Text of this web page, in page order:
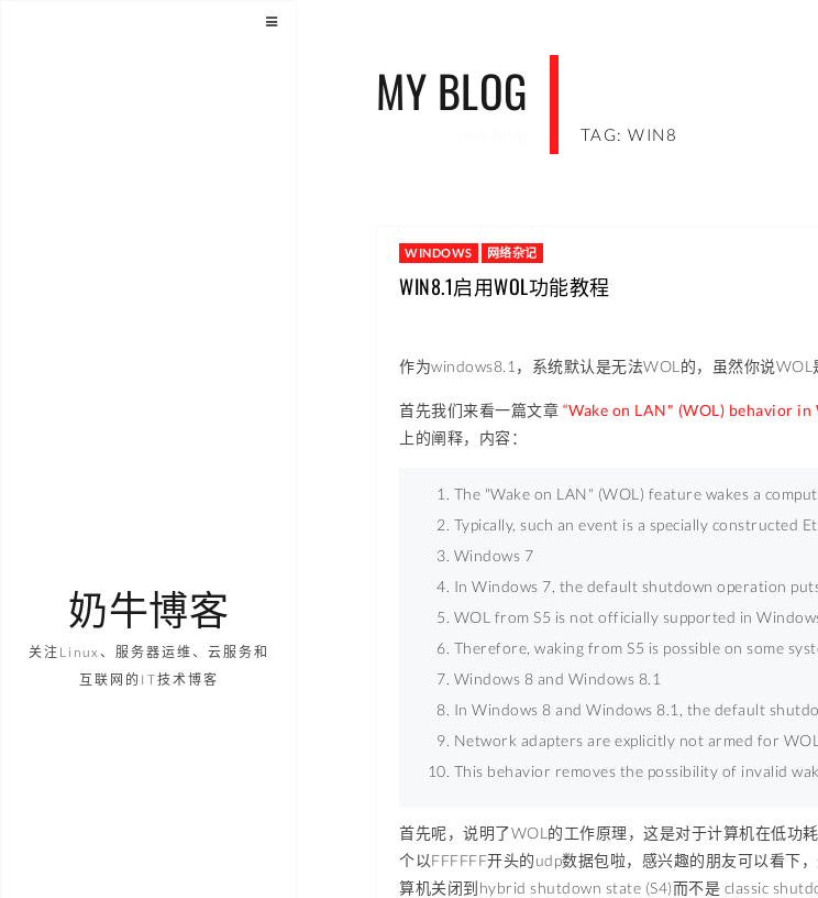
奶牛博客
关注Linux、服务器运维、云服务和
互联网的IT技术博客
MY BLOG
TAG: WIN8
WINDOWS 网络杂记
WIN8.1启用WOL功能教程
作为windows8.1，系统默认是无法WOL的，虽然你说
首先我们来看一篇文章 “Wake on LAN" (WOL) behavior
上的阐释，内容：
The "Wake on LAN" (WOL) feature wakes a
Typically, such an event is a specially constructed
Windows 7
In Windows 7, the default shutdown operation
WOL from S5 is not officially supported in
Therefore, waking from S5 is possible on some
Windows 8 and Windows 8.1
In Windows 8 and Windows 8.1, the default
Network adapters are explicitly not armed for
This behavior removes the possibility of invalid
首先呢，说明了WOL的工作原理，这是对于计算机在低功
个以FFFFFF开头的udp数据包啦，感兴趣的朋友可以看下
算机关闭到hybrid shutdown state (S4)而不是 classic